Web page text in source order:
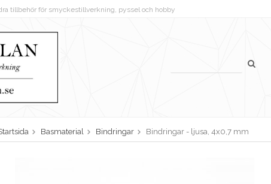
tillbehör för smyckestillverkning, pyssel och hobby
Basmaterial Bindringar Bindringar - ljusa, 4x0,7 mm